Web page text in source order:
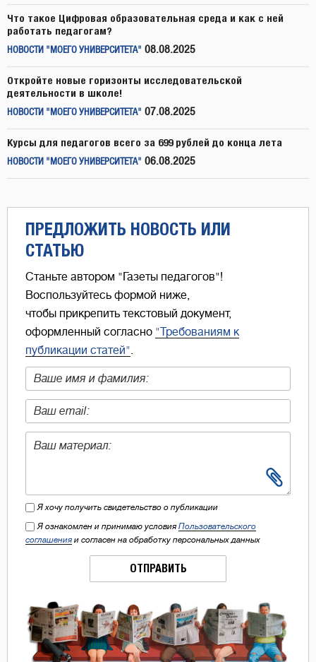
Что такое Цифровая образовательная среда и как с ней
работать педагогам?
НОВОСТИ "МОЕГО УНИВЕРСИТЕТА" 08.08.2025
Откройте новые горизонты исследовательской
деятельности в школе!
НОВОСТИ "МОЕГО УНИВЕРСИТЕТА" 07.08.2025
Курсы для педагогов всего за 699 рублей до конца лета
НОВОСТИ "МОЕГО УНИВЕРСИТЕТА" 06.08.2025
ПРЕДЛОЖИТЬ НОВОСТЬ ИЛИ
СТАТЬЮ
Станьте автором "Газеты педагогов"!
Воспользуйтесь формой ниже,
чтобы прикрепить текстовый документ,
оформленный согласно "Требованиям к
публикации статей".
Я хочу получить свидетельство о публикации
Я ознакомлен и принимаю условия Пользовательского
соглашения и согласен на обработку персональных данных
ОТПРАВИТЬ